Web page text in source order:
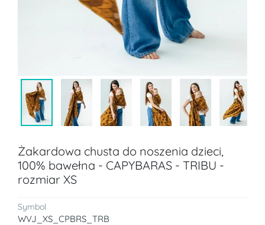
Żakardowa chusta do noszenia dzieci,
100% bawełna - CAPYBARAS - TRIBU -
rozmiar XS
Symbol
WVJ_XS_CPBRS_TRB